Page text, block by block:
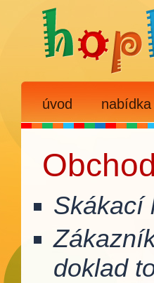
úvod
Skákací
doklad